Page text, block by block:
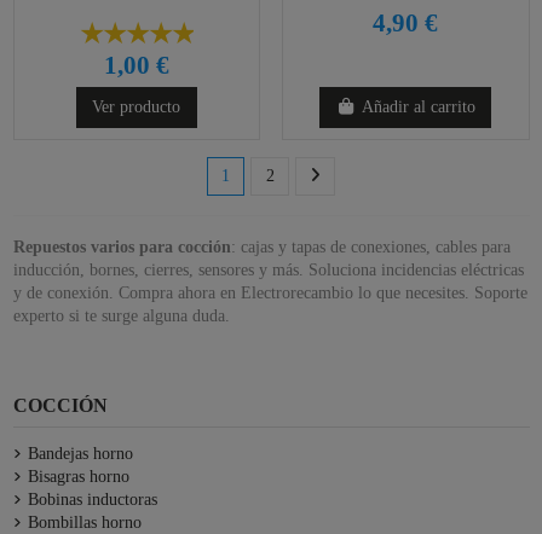
1,00 €
Ver producto
4,90 €
Añadir al carrito
1 2
Repuestos varios para cocción: cajas y tapas de conexiones, cables para
inducción, bornes, cierres, sensores y más. Soluciona incidencias eléctricas
y de conexión. Compra ahora en Electrorecambio lo que necesites. Soporte
experto si te surge alguna duda.
COCCIÓN
Bandejas horno
Bisagras horno
Bobinas inductoras
Bombillas horno